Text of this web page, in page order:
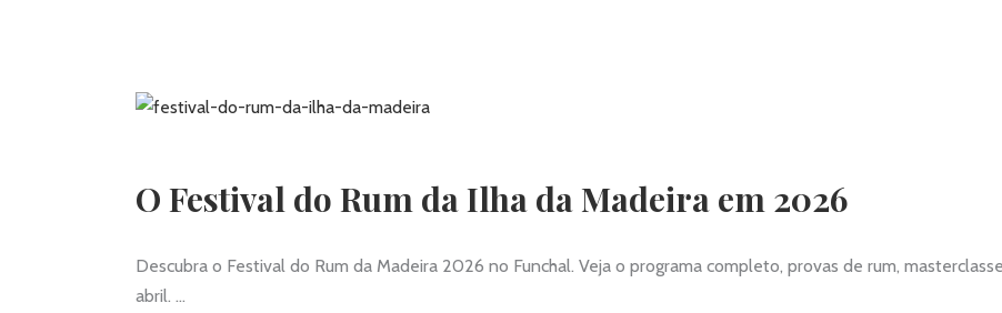
O Festival do Rum da Ilha da Madeira em 2026
Descubra o Festival do Rum da Madeira 2026 no Funchal. Veja o programa completo, provas de rum,
abril.